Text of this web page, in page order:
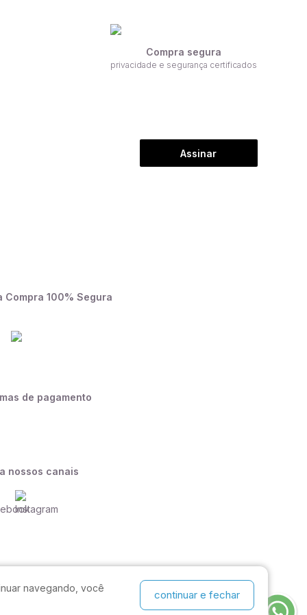
navegando, você
continuar e fechar
Compra segura
privacidade e segurança certificados
Assinar
Compra 100% Segura
de pagamento
nossos canais